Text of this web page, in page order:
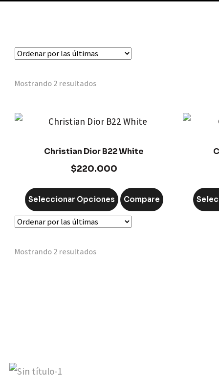
Mostrando 2 resultados
Christian Dior B22 White
$220.000
Seleccionar Opciones Compare
Mostrando 2 resultados